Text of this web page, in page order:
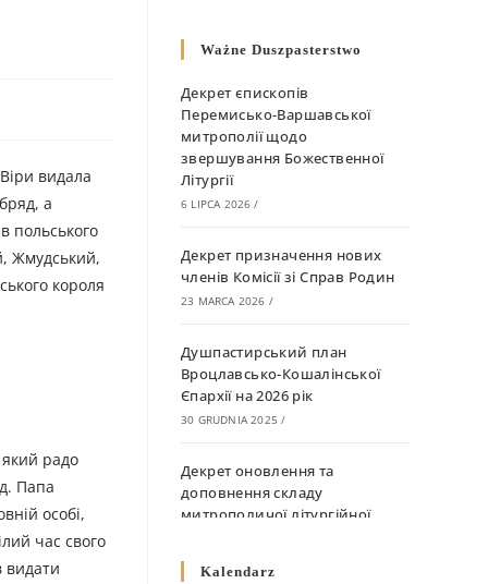
видала
а
польського
Жмудський,
короля
радо
Папа
особі,
час свого
видати
Ważne Duszpasterstwo
Декрет єпископів
Перемисько-Варшавської
митрополії щодо
звершування Божественної
Літургії
6 LIPCA 2026 /
Декрет призначення нових
членів Комісії зі Справ Родин
23 MARCA 2026 /
Душпастирський план
Вроцлавсько-Кошалінської
Єпархії на 2026 рік
30 GRUDNIA 2025 /
Декрет оновлення та
доповнення складу
митрополичої літургійної
10 GRUDNIA 2025
Kalendarz